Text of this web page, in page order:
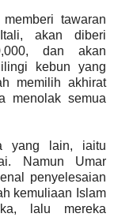
tawaran
akan diberi
dan akan
kebun yang
memilih akhirat
menolak semua
yang lain, iaitu
Namun Umar
penyelesaian
kemuliaan Islam
lalu mereka